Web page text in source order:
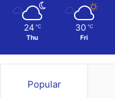
24 ℃
Thu
30 ℃
Fri
Popular